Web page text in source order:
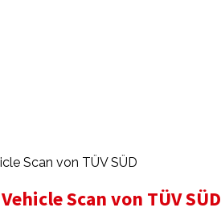
Scan von TÜV SÜD
Scan von TÜV SÜD